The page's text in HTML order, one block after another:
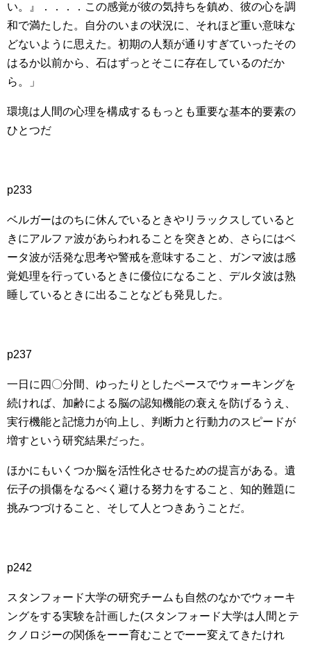
い。』．．．．この感覚が彼の気持ちを鎮め、彼の心を調
和で満たした。自分のいまの状況に、それほど重い意味な
どないように思えた。初期の人類が通りすぎていったその
はるか以前から、石はずっとそこに存在しているのだか
ら。」
環境は人間の心理を構成するもっとも重要な基本的要素の
ひとつだ
p233
ベルガーはのちに休んでいるときやリラックスしていると
きにアルファ波があらわれることを突きとめ、さらにはベ
ータ波が活発な思考や警戒を意味すること、ガンマ波は感
覚処理を行っているときに優位になること、デルタ波は熟
睡しているときに出ることなども発見した。
p237
一日に四〇分間、ゆったりとしたペースでウォーキングを
続ければ、加齢による脳の認知機能の衰えを防げるうえ、
実行機能と記憶力が向上し、判断力と行動力のスピードが
増すという研究結果だった。
ほかにもいくつか脳を活性化させるための提言がある。遺
伝子の損傷をなるべく避ける努力をすること、知的難題に
挑みつづけること、そして人とつきあうことだ。
p242
スタンフォード大学の研究チームも自然のなかでウォーキ
ングをする実験を計画した(スタンフォード大学は人間とテ
クノロジーの関係をーー育むことでーー変えてきたけれ